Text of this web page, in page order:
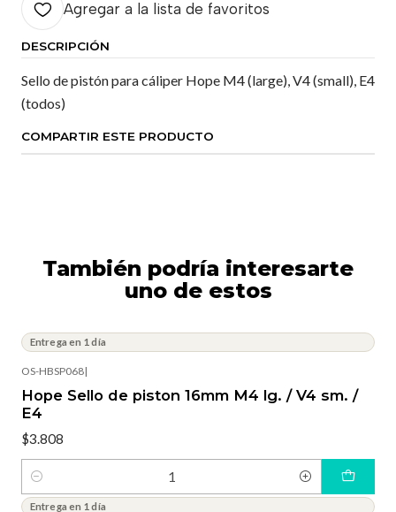
Agregar a la lista de favoritos
DESCRIPCIÓN
Sello de pistón para cáliper Hope M4 (large), V4 (small), E4
(todos)
COMPARTIR ESTE PRODUCTO
También podría interesarte
uno de estos
Entrega en 1 día
OS-HBSP068|
Hope Sello de piston 16mm M4 lg. / V4 sm. /
E4
$3.808
Cantidad
Entrega en 1 día